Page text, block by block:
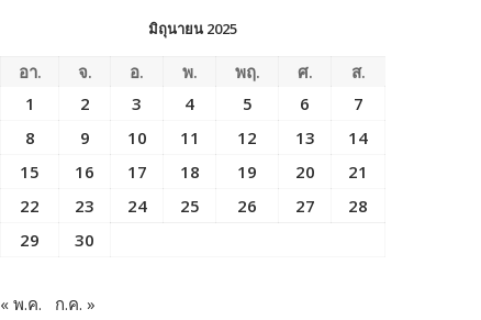
มิถุนายน 2025
อา. จ. อ. พ. พฤ. ศ.
ส.
1
2 3 4 5 6
7
8
9 10 11 12 13
14
15
16 17 18 19 20
21
22
23 24 25 26 27
28
29
30
« พ.ค. ก.ค. »